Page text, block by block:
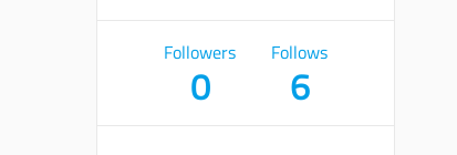
Followers
0
Follows
6